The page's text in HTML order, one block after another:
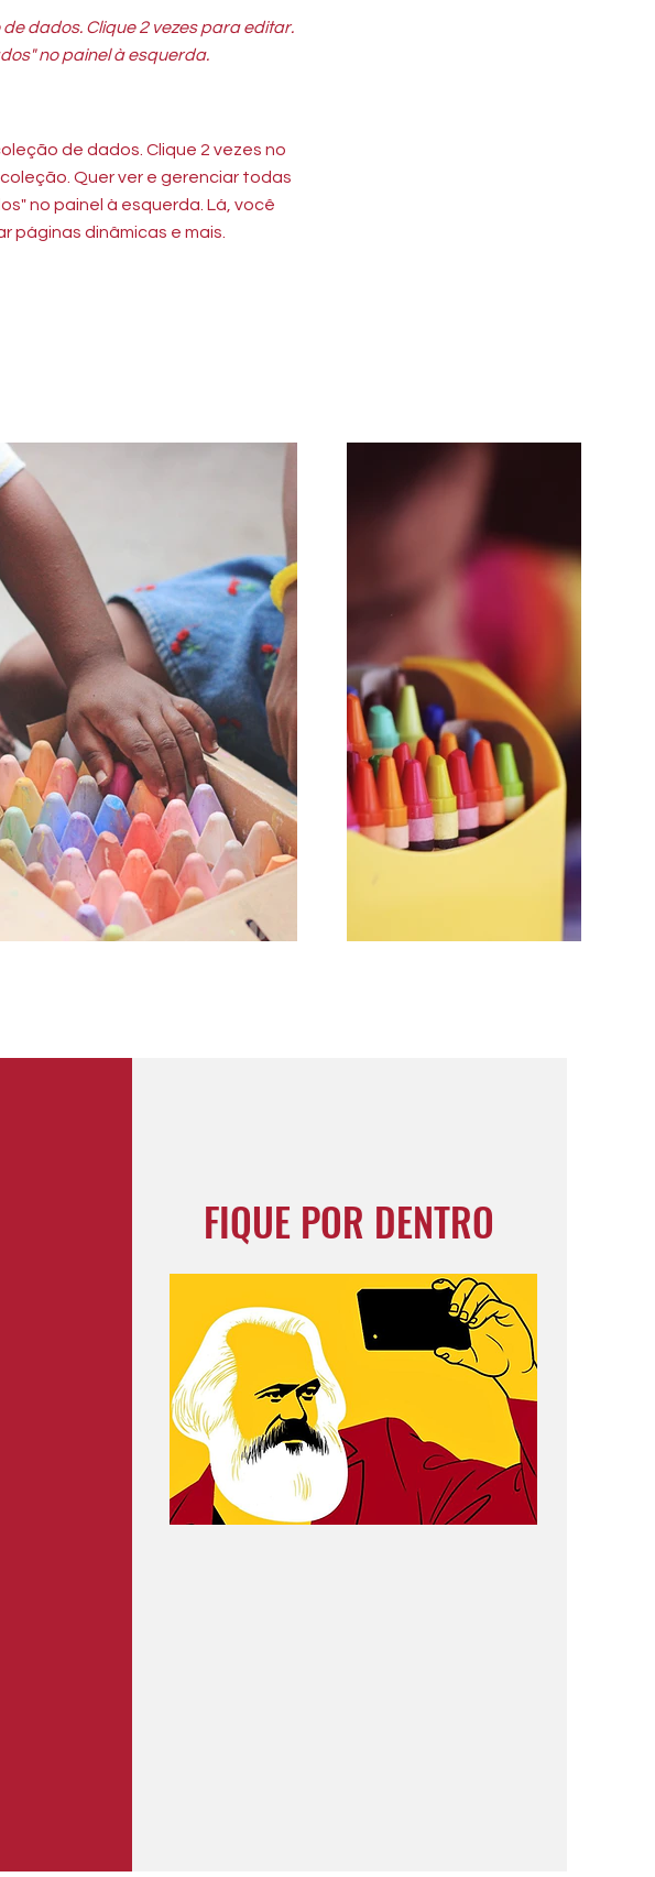
dados. Clique 2 vezes para editar.
no painel à esquerda.
de dados. Clique 2 vezes no
Quer ver e gerenciar todas
no painel à esquerda. Lá, você
páginas dinâmicas e mais.
FIQUE POR DENTRO